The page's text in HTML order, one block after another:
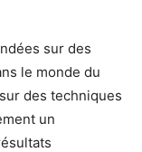
sur des
le monde du
des techniques
un